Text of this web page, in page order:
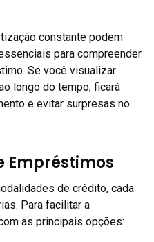
constante podem
para compreender
Se você visualizar
longo do tempo, ficará
e evitar surpresas no
Empréstimos
de crédito, cada
Para facilitar a
as principais opções: